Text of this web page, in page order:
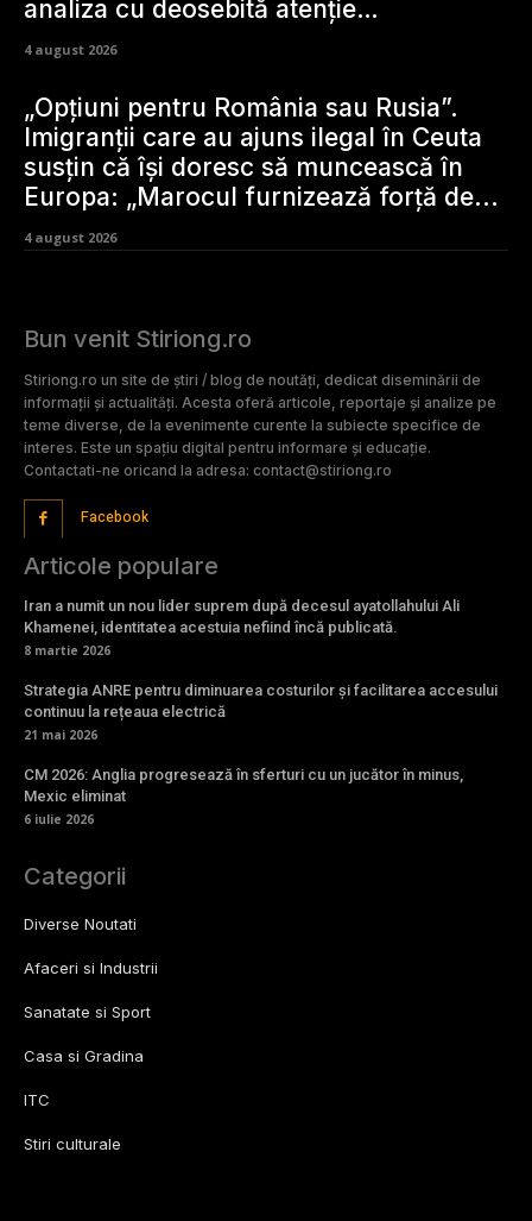
analiza cu deosebită atenție…
4 august 2026
„Opțiuni pentru România sau Rusia”.
Imigranții care au ajuns ilegal în Ceuta
susțin că își doresc să muncească în
Europa: „Marocul furnizează forță de...
4 august 2026
Bun venit Stiriong.ro
Stiriong.ro un site de știri / blog de noutăți, dedicat diseminării de
informații și actualități. Acesta oferă articole, reportaje și analize pe
teme diverse, de la evenimente curente la subiecte specifice de
interes. Este un spațiu digital pentru informare și educație.
Contactati-ne oricand la adresa: contact@stiriong.ro
Facebook
Articole populare
Iran a numit un nou lider suprem după decesul ayatollahului Ali
Khamenei, identitatea acestuia nefiind încă publicată.
8 martie 2026
Strategia ANRE pentru diminuarea costurilor și facilitarea accesului
continuu la rețeaua electrică
21 mai 2026
CM 2026: Anglia progresează în sferturi cu un jucător în minus,
Mexic eliminat
6 iulie 2026
Categorii
Diverse Noutati
Afaceri si Industrii
Sanatate si Sport
Casa si Gradina
ITC
Stiri culturale